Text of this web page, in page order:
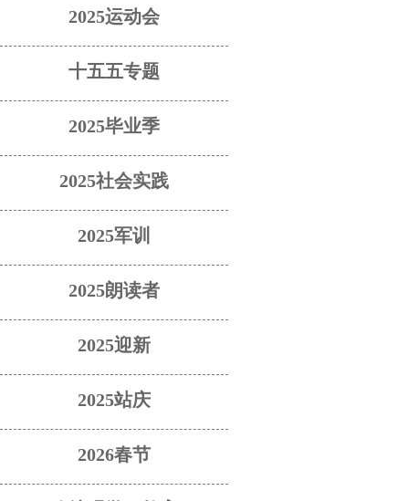
2025运动会
十五五专题
2025毕业季
2025社会实践
2025军训
2025朗读者
2025迎新
2025站庆
2026春节